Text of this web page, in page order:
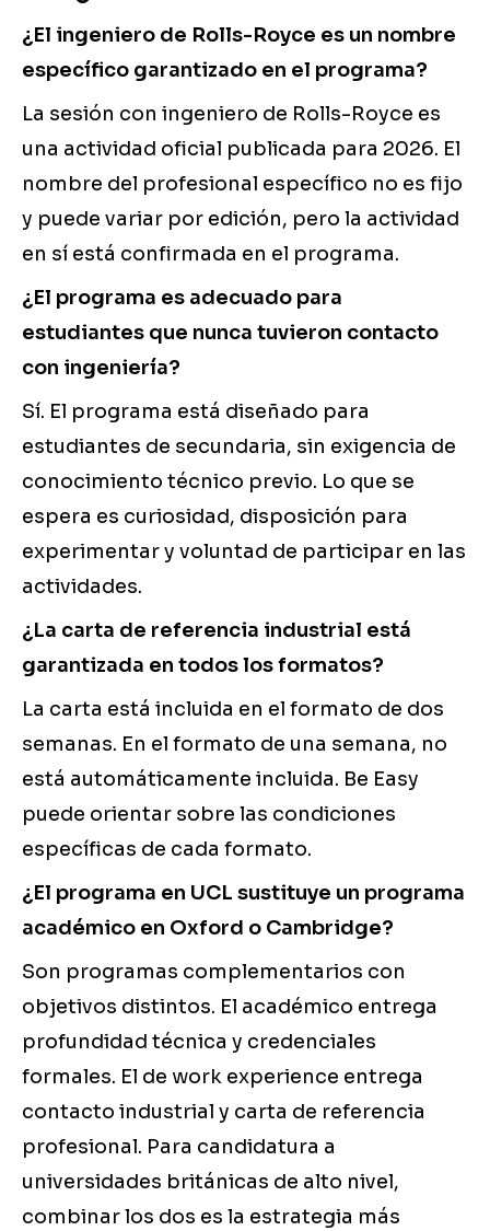
¿El ingeniero de Rolls-Royce es un nombre
específico garantizado en el programa?
La sesión con ingeniero de Rolls-Royce es
una actividad oficial publicada para 2026. El
nombre del profesional específico no es fijo
y puede variar por edición, pero la actividad
en sí está confirmada en el programa.
¿El programa es adecuado para
estudiantes que nunca tuvieron contacto
con ingeniería?
Sí. El programa está diseñado para
estudiantes de secundaria, sin exigencia de
conocimiento técnico previo. Lo que se
espera es curiosidad, disposición para
experimentar y voluntad de participar en las
actividades.
¿La carta de referencia industrial está
garantizada en todos los formatos?
La carta está incluida en el formato de dos
semanas. En el formato de una semana, no
está automáticamente incluida. Be Easy
puede orientar sobre las condiciones
específicas de cada formato.
¿El programa en UCL sustituye un programa
académico en Oxford o Cambridge?
Son programas complementarios con
objetivos distintos. El académico entrega
profundidad técnica y credenciales
formales. El de work experience entrega
contacto industrial y carta de referencia
profesional. Para candidatura a
universidades británicas de alto nivel,
combinar los dos es la estrategia más